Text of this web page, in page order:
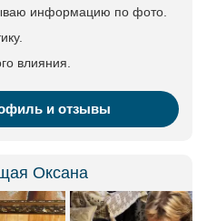
информацию по фото.
влияния.
и отзывы
Оксана